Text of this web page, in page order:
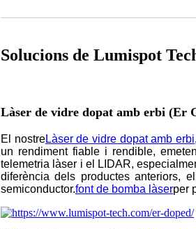
Solucions de Lumispot
Làser de vidre dopat amb erbi (Er
El nostreLàser de vidre dopat amb erbi
un rendiment fiable i rendible,
telemetria làser i el LIDAR,
diferència dels productes anteriors,
semiconductor.font de bomba làserper